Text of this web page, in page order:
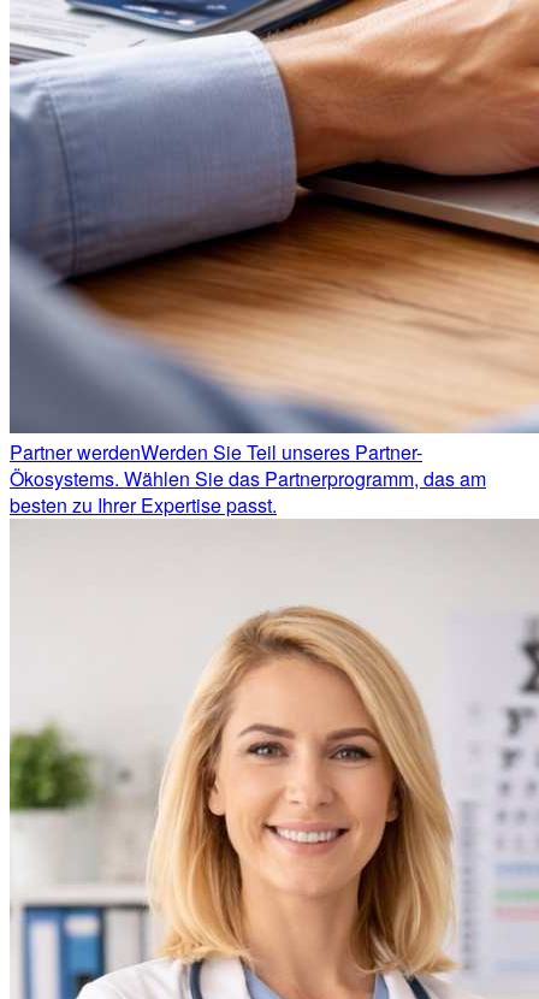
Partner werdenWerden Sie Teil unseres Partner-
Ökosystems. Wählen Sie das Partnerprogramm, das am
besten zu Ihrer Expertise passt.